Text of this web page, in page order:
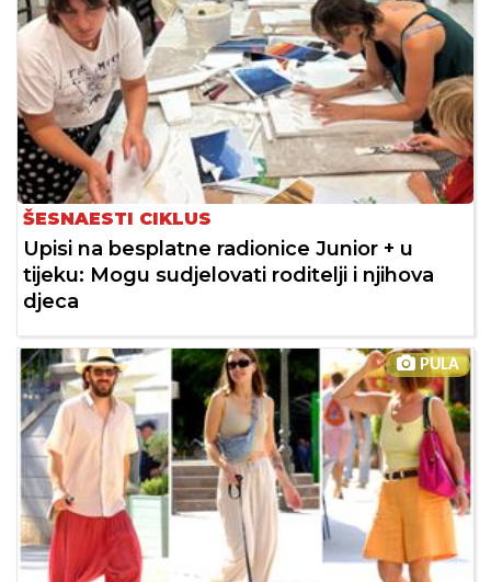
ŠESNAESTI CIKLUS
Upisi na besplatne radionice Junior + u
tijeku: Mogu sudjelovati roditelji i njihova
djeca
PULA